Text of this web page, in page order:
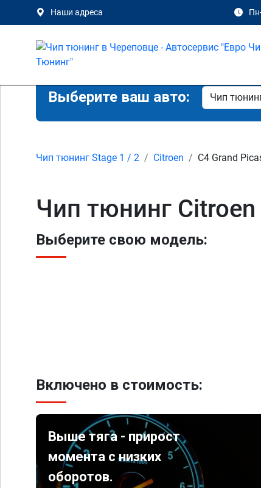
Наши адреса
Выберите ваш авто:
Чип тюнинг Stage 1 / 2 Citroen C4 Grand
Чип тюнинг
Выберите свою модель:
Включено в стоимость:
Выше тяга - прирост
момента с низких
оборотов.